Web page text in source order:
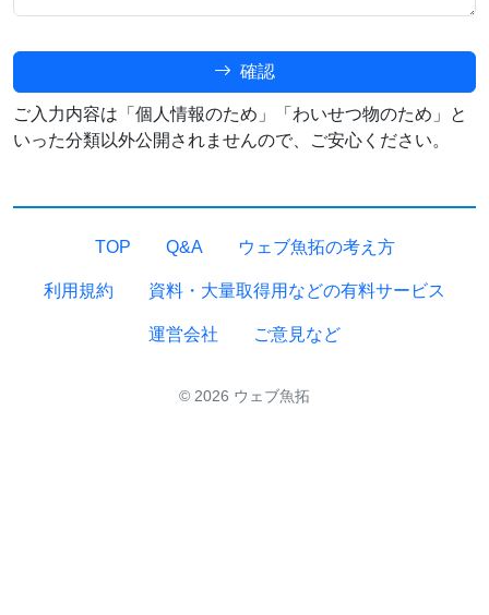
確認
ご入力内容は「個人情報のため」「わいせつ物のため」と
いった分類以外公開されませんので、ご安心ください。
TOP Q&A ウェブ魚拓の考え方
利用規約 資料・大量取得用などの有料サービス
運営会社 ご意見など
© 2026 ウェブ魚拓